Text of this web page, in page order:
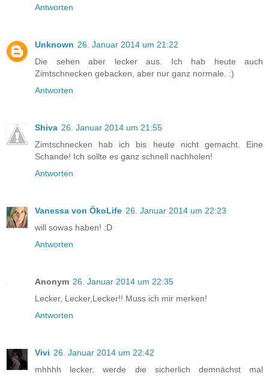
Antworten
Unknown 26. Januar 2014 um 21:22
Die sehen aber lecker aus. Ich hab heute auch
Zimtschnecken gebacken, aber nur ganz normale. :)
Antworten
Shiva 26. Januar 2014 um 21:55
Zimtschnecken hab ich bis heute nicht gemacht. Eine
Schande! Ich sollte es ganz schnell nachholen!
Antworten
Vanessa von ÖkoLife 26. Januar 2014 um 22:23
will sowas haben! :D
Antworten
Anonym 26. Januar 2014 um 22:35
Lecker, Lecker,Lecker!! Muss ich mir merken!
Antworten
Vivi 26. Januar 2014 um 22:42
mhhhh lecker, werde die sicherlich demnächst mal